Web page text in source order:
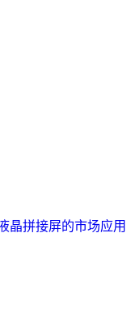
晶拼接屏的市场应用